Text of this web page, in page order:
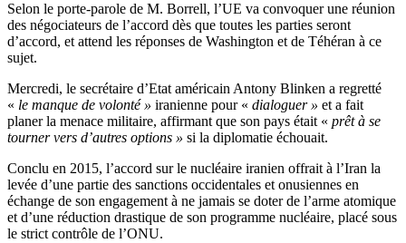
Selon le porte-parole de M. Borrell, l’UE va convoquer une réunion
des négociateurs de l’accord dès que toutes les parties seront
d’accord, et attend les réponses de Washington et de Téhéran à ce
sujet.
Mercredi, le secrétaire d’Etat américain Antony Blinken a regretté
« le manque de volonté » iranienne pour « dialoguer » et a fait
planer la menace militaire, affirmant que son pays était « prêt à se
tourner vers d’autres options » si la diplomatie échouait.
Conclu en 2015, l’accord sur le nucléaire iranien offrait à l’Iran la
levée d’une partie des sanctions occidentales et onusiennes en
échange de son engagement à ne jamais se doter de l’arme atomique
et d’une réduction drastique de son programme nucléaire, placé sous
le strict contrôle de l’ONU.